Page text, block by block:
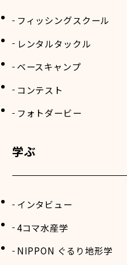
フィッシングスクール
レンタルタックル
ベースキャンプ
コンテスト
フォトダービー
学ぶ
インタビュー
4コマ水産学
NIPPON ぐるり地形学